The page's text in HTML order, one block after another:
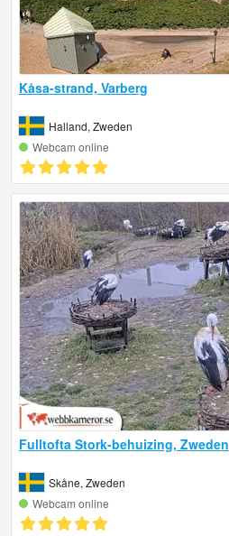
Kåsa-strand, Varberg
Halland, Zweden
Webcam online
Fulltofta Stork-behuizing, Zweden
Skåne, Zweden
Webcam online